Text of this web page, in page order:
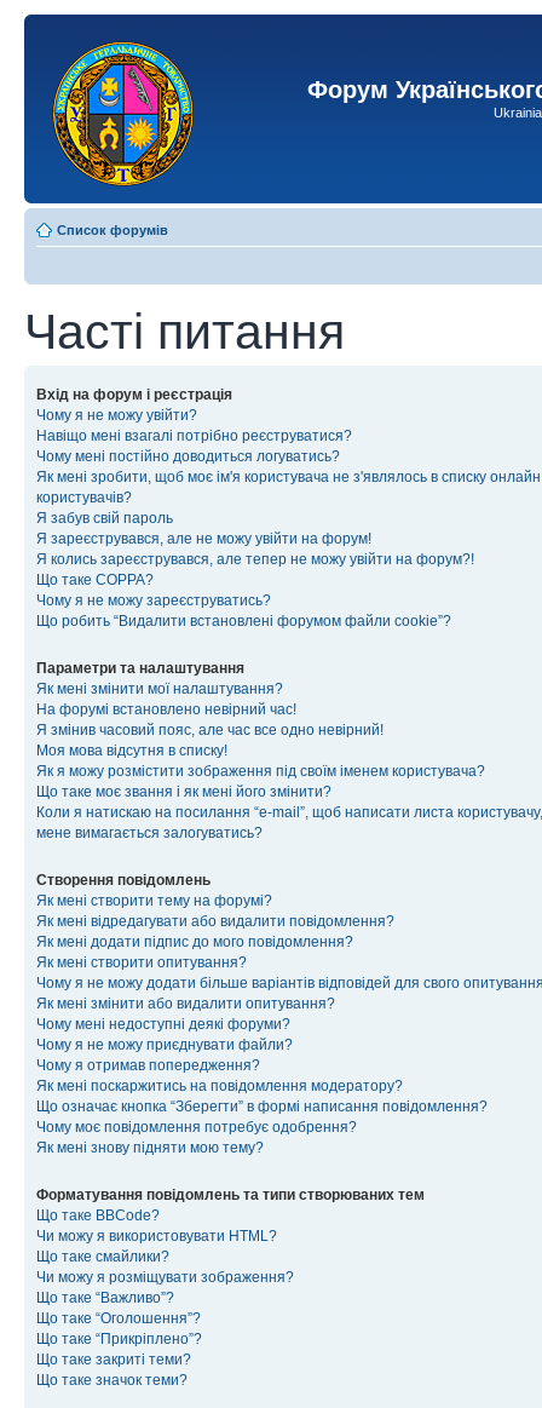
Форум
Список форумів
Часті питання
Вхід на форум і реєстрація
Чому я не можу увійти?
Навіщо мені взагалі потрібно реєструватися?
Чому мені постійно доводиться логуватись?
Як мені зробити, щоб моє ім'я користувача не з'являлось в списку онлайн
користувачів?
Я забув свій пароль
Я зареєструвався, але не можу увійти на форум!
Я колись зареєструвався, але тепер не можу увійти на форум?!
Що таке COPPA?
Чому я не можу зареєструватись?
Що робить “Видалити встановлені форумом файли cookie”?
Параметри та налаштування
Як мені змінити мої налаштування?
На форумі встановлено невірний час!
Я змінив часовий пояс, але час все одно невірний!
Моя мова відсутня в списку!
Як я можу розмістити зображення під своїм іменем користувача?
Що таке моє звання і як мені його змінити?
Коли я натискаю на посилання “e-mail”, щоб написати листа користувачу,
мене вимагається залогуватись?
Створення повідомлень
Як мені створити тему на форумі?
Як мені відредагувати або видалити повідомлення?
Як мені додати підпис до мого повідомлення?
Як мені створити опитування?
Чому я не можу додати більше варіантів відповідей для свого
Як мені змінити або видалити опитування?
Чому мені недоступні деякі форуми?
Чому я не можу приєднувати файли?
Чому я отримав попередження?
Як мені поскаржитись на повідомлення модератору?
Що означає кнопка “Зберегти” в формі написання повідомлення?
Чому моє повідомлення потребує одобрення?
Як мені знову підняти мою тему?
Форматування повідомлень та типи створюваних тем
Що таке BBCode?
Чи можу я використовувати HTML?
Що таке смайлики?
Чи можу я розміщувати зображення?
Що таке “Важливо”?
Що таке “Оголошення”?
Що таке “Прикріплено”?
Що таке закриті теми?
Що таке значок теми?